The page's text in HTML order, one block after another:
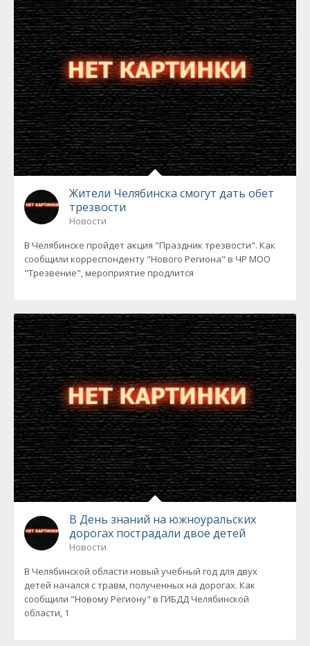
Жители Челябинска смогут дать обет
трезвости
Новости
В Челябинске пройдет акция "Праздник трезвости". Как
сообщили корреспонденту "Нового Региона" в ЧР МОО
"Трезвение", мероприятие продлится
В День знаний на южноуральских
дорогах пострадали двое детей
Новости
В Челябинской области новый учебный год для двух
детей начался с травм, полученных на дорогах. Как
сообщили "Новому Региону" в ГИБДД Челябинской
области, 1